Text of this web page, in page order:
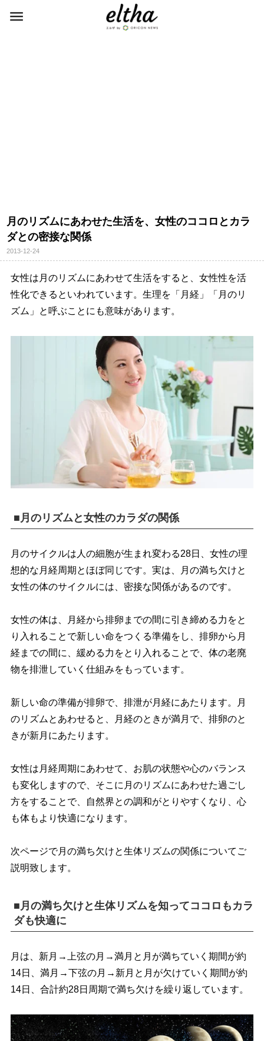
月のリズムにあわせた生活を、女性のココロとカラ
ダとの密接な関係
2013-12-24
女性は月のリズムにあわせて生活をすると、女性性を活
性化できるといわれています。生理を「月経」「月のリ
ズム」と呼ぶことにも意味があります。
■月のリズムと女性のカラダの関係
月のサイクルは人の細胞が生まれ変わる28日、女性の理
想的な月経周期とほぼ同じです。実は、月の満ち欠けと
女性の体のサイクルには、密接な関係があるのです。
女性の体は、月経から排卵までの間に引き締める力をと
り入れることで新しい命をつくる準備をし、排卵から月
経までの間に、緩める力をとり入れることで、体の老廃
物を排泄していく仕組みをもっています。
新しい命の準備が排卵で、排泄が月経にあたります。月
のリズムとあわせると、月経のときが満月で、排卵のと
きが新月にあたります。
女性は月経周期にあわせて、お肌の状態や心のバランス
も変化しますので、そこに月のリズムにあわせた過ごし
方をすることで、自然界との調和がとりやすくなり、心
も体もより快適になります。
次ページで月の満ち欠けと生体リズムの関係についてご
説明致します。
■月の満ち欠けと生体リズムを知ってココロもカラ
ダも快適に
月は、新月→上弦の月→満月と月が満ちていく期間が約
14日、満月→下弦の月→新月と月が欠けていく期間が約
14日、合計約28日周期で満ち欠けを繰り返しています。